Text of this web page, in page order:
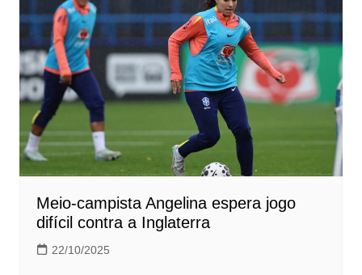
Meio-campista Angelina espera jogo
difícil contra a Inglaterra
22/10/2025